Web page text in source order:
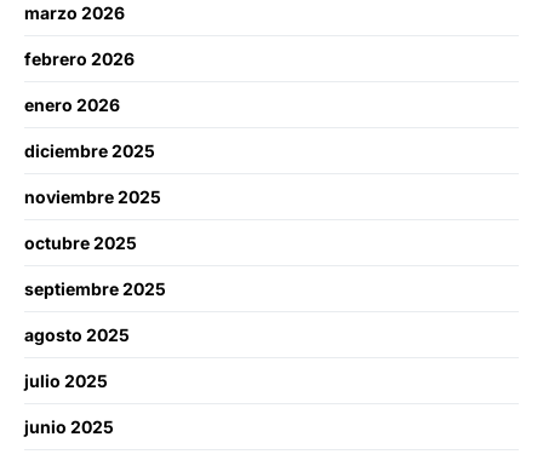
marzo 2026
febrero 2026
enero 2026
diciembre 2025
noviembre 2025
octubre 2025
septiembre 2025
agosto 2025
julio 2025
junio 2025